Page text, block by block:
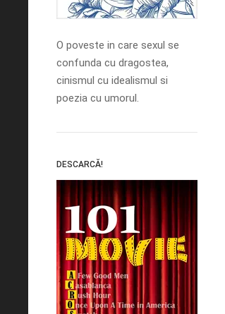
O poveste in care sexul se
confunda cu dragostea,
cinismul cu idealismul si
poezia cu umorul.
DESCARCĂ!